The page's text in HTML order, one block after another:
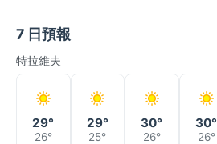
7 日預報
特拉維夫
29°
26°
29°
25°
30°
26°
30°
26°